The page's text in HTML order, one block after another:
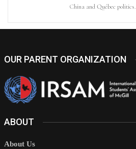
China and Québec politics.
OUR PARENT ORGANIZATION
ABOUT
About Us